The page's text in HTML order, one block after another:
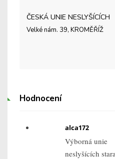
ČESKÁ UNIE NESLYŠÍCÍCH
Velké nám. 39, KROMĚŘÍŽ
Hodnocení
alca172
Výborná unie
neslyšících